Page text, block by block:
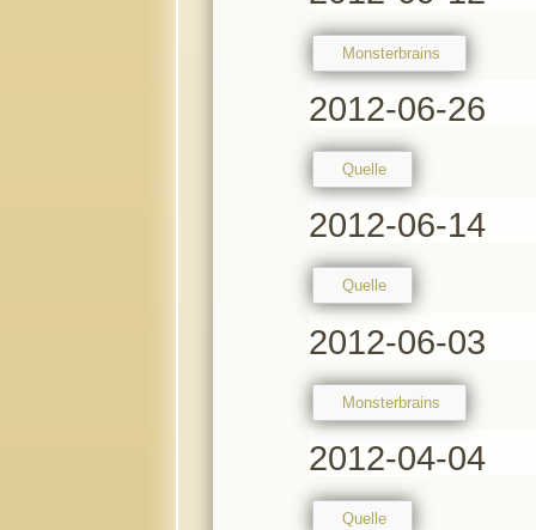
Monsterbrains
2012-06-26
Quelle
2012-06-14
Quelle
2012-06-03
Monsterbrains
2012-04-04
Quelle